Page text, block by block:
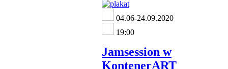
04.06-24.09.2020
19:00
Jamsession w
KontenerART